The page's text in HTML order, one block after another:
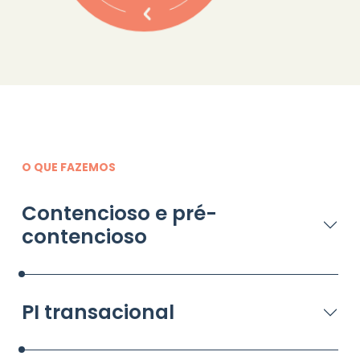
O QUE FAZEMOS
Contencioso e pré-
contencioso
PI transacional